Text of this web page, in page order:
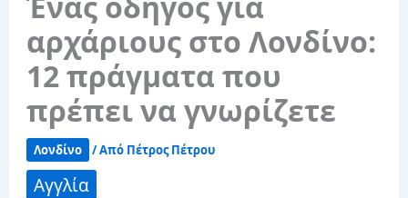
αρχάριους στο Λονδίνο:
12 πράγματα που
πρέπει να γνωρίζετε
Λονδίνο / Από Πέτρος Πέτρου
Αγγλία